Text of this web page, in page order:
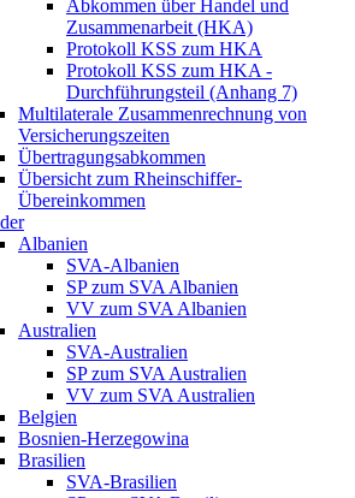
Abkommen über Handel und
Zusammenarbeit (HKA)
Protokoll KSS zum HKA
Protokoll KSS zum HKA -
Durchführungsteil (Anhang 7)
Multilaterale Zusammenrechnung von
Versicherungszeiten
Übertragungsabkommen
Übersicht zum Rheinschiffer-
Übereinkommen
Albanien
SVA-Albanien
SP zum SVA Albanien
VV zum SVA Albanien
Australien
SVA-Australien
SP zum SVA Australien
VV zum SVA Australien
Belgien
Bosnien-Herzegowina
Brasilien
SVA-Brasilien